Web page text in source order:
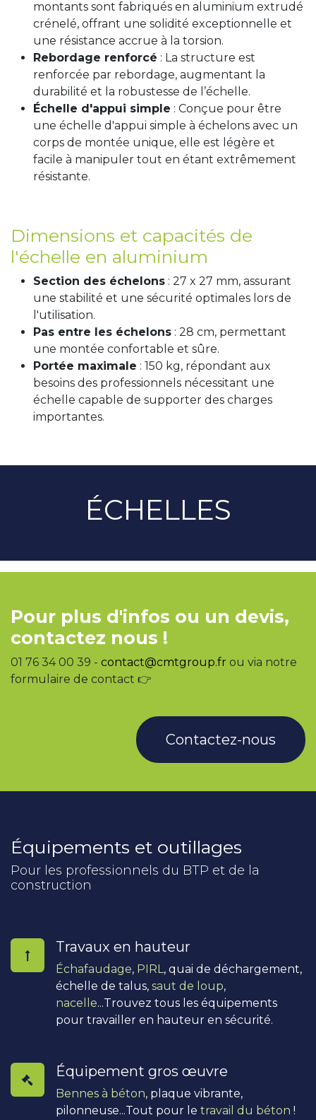
montants sont fabriqués en aluminium extrudé
crénelé, offrant une solidité exceptionnelle et
une résistance accrue à la torsion.
Rebordage renforcé : La structure est
renforcée par rebordage, augmentant la
durabilité et la robustesse de l’échelle.
Échelle d'appui simple : Conçue pour être
une échelle d'appui simple à échelons avec un
corps de montée unique, elle est légère et
facile à manipuler tout en étant extrêmement
résistante.
Dimensions et capacités de
l'échelle en aluminium
Section des échelons : 27 x 27 mm, assurant
une stabilité et une sécurité optimales lors de
l'utilisation.
Pas entre les échelons : 28 cm, permettant
une montée confortable et sûre.
Portée maximale : 150 kg, répondant aux
besoins des professionnels nécessitant une
échelle capable de supporter des charges
importantes.
ÉCHELLES
Pour plus d'infos ou un devis,
contactez nous !
01 76 34 00 39 - contact@cmtgroup.fr ou via notre
formulaire de contact 👉
Contactez-nous
Équipements et outillages
Pour les professionnels du BTP et de la
construction
Travaux en hauteur
Échafaudage, PIRL , quai de déchargement,
échelle de talus, saut de loup,
nacelle...Trouvez tous les équipements
pour travailler en hauteur en sécurité.
Équipement gros œuvre
Bennes à béton, plaque vibrante,
pilonneuse...Tout pour le travail du béton !